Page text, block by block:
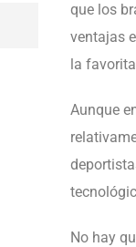
que los
ventajas
la
Aunque
No hay